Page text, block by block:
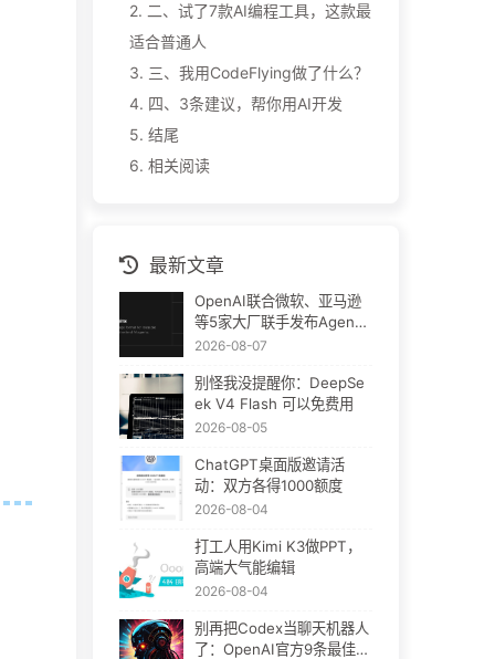
2. 二、试了7款AI编程工具，这款最
适合普通人
3. 三、我用CodeFlying做了什么？
4. 四、3条建议，帮你用AI开发
5. 结尾
6. 相关阅读
最新文章
OpenAI联合微软、亚马逊
等5家大厂联手发布Agent
Plugins：AI插件终于要统
2026-08-07
别怪我没提醒你：DeepSe
ek V4 Flash 可以免费用
2026-08-05
ChatGPT桌面版邀请活
动：双方各得1000额度
2026-08-04
打工人用Kimi K3做PPT，
高端大气能编辑
2026-08-04
别再把Codex当聊天机器人
了：OpenAI官方9条最佳实